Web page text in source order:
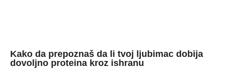
Kako da prepoznaš da li tvoj ljubimac dobija
dovoljno proteina kroz ishranu